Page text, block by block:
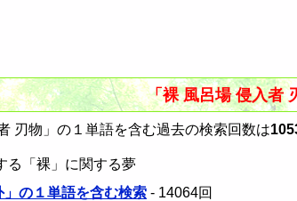
「裸 風呂場 侵入者
物」の１単語を含む過去の検索回数は
る「裸」に関する夢
」の１単語を含む検索 - 14064回